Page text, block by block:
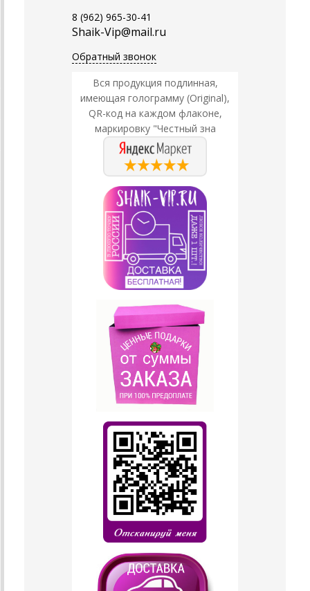
8 (962) 965-30-41
Shaik-Vip@mail.ru
Обратный звонок
Вся продукция подлинная,
имеющая голограмму (Original),
QR-код на каждом флаконе,
маркировку "Честный зна